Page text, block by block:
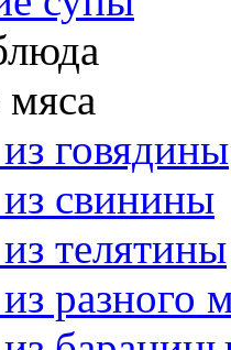
говядины
свинины
телятины
разного